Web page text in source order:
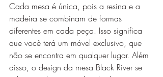
Cada mesa é única, pois a resina e a
madeira se combinam de formas
diferentes em cada peça. Isso significa
que você terá um móvel exclusivo, que
não se encontra em qualquer lugar. Além
disso, o design da mesa Black River se